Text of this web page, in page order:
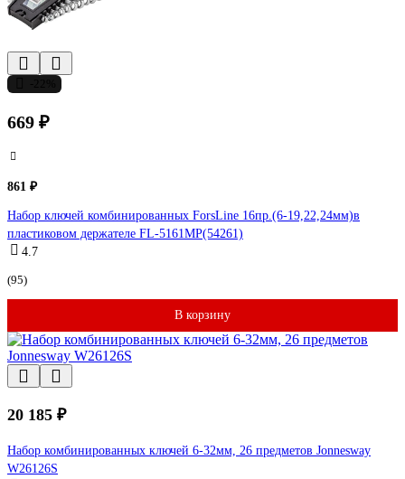
669 ₽
861 ₽
Набор ключей комбинированных ForsLine 16пр.(6-19,22,24мм)в
пластиковом держателе FL-5161MP(54261)
4.7
(95)
В корзину
20 185 ₽
Набор комбинированных ключей 6-32мм, 26 предметов Jonnesway
W26126S